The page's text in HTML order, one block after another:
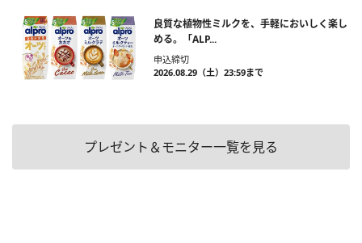
良質な植物性ミルクを、手軽においしく楽し
める。「ALP...
申込締切
2026.08.29（土）23:59まで
プレゼント＆モニター一覧を見る